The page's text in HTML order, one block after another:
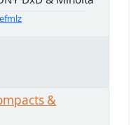
efmlz
&